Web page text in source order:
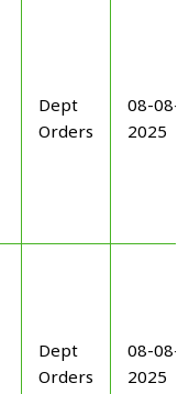
Dept
Orders
08-08-
2025
Dept
Orders
08-08-
2025